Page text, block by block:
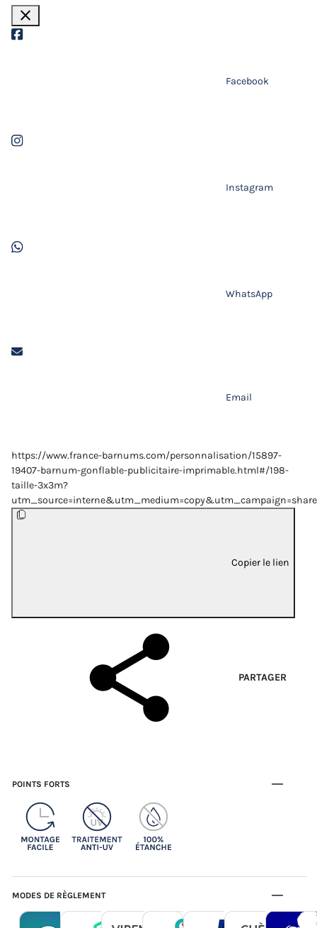
close
Facebook
Instagram
WhatsApp
Email
https://www.france-barnums.com/personnalisation/15897-
19407-barnum-gonflable-publicitaire-imprimable.html#/198-
taille-3x3m?
Copier le lien
PARTAGER
POINTS FORTS
MODES DE RÈGLEMENT